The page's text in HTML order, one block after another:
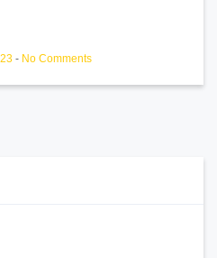
- No Comments